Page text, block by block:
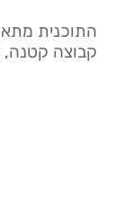
התוכנית
קבוצה